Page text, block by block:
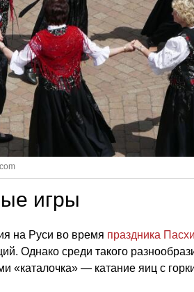
игры
на Руси во время праздника Пасхи
Однако среди такого
«каталочка» — катание яиц с